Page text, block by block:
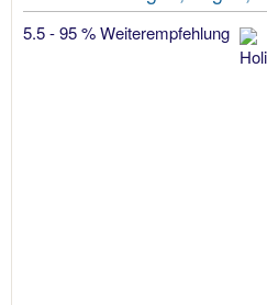
5.5 - 95 % Weiterempfehlung